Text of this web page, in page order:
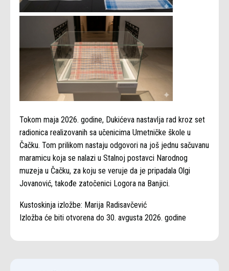
Tokom maja 2026. godine, Dukićeva nastavlja rad kroz set
radionica realizovanih sa učenicima Umetničke škole u
Čačku. Tom prilikom nastaju odgovori na još jednu sačuvanu
maramicu koja se nalazi u Stalnoj postavci Narodnog
muzeja u Čačku, za koju se veruje da je pripadala Olgi
Jovanović, takođe zatočenici Logora na Banjici.
Kustoskinja izložbe: Marija Radisavčević
Izložba će biti otvorena do 30. avgusta 2026. godine